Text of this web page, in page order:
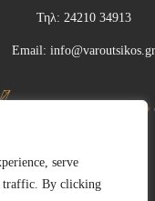
serve
traffic. By clicking
Τηλ: 24210 34913
Email: